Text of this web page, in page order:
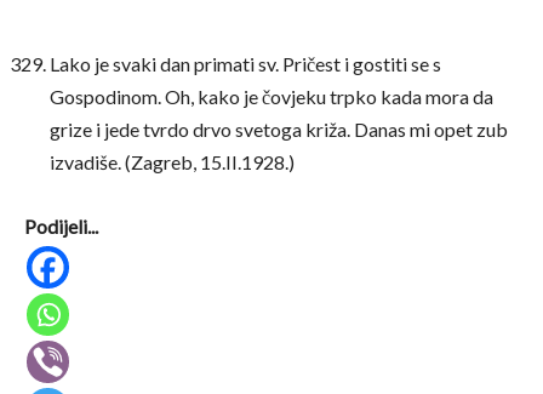
Lako je svaki dan primati sv. Pričest i gostiti se s
Gospodinom. Oh, kako je čovjeku trpko kada mora da
grize i jede tvrdo drvo svetoga križa. Danas mi opet zub
izvadiše. (Zagreb, 15.II.1928.)
Podijeli...